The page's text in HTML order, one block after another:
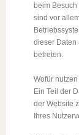
beim
sind vor
dieser Daten
betreten.
Wofür
Ein Teil der
der Website
Ihres